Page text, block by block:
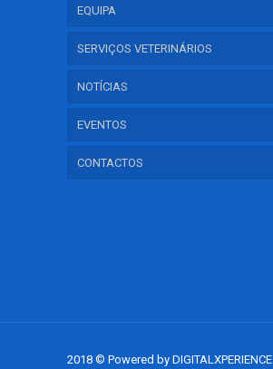
EQUIPA
SERVIÇOS VETERINÁRIOS
NOTÍCIAS
EVENTOS
CONTACTOS
2018 © Powered byDIGITALXPERIENCE